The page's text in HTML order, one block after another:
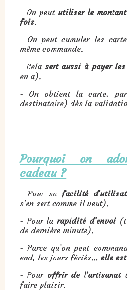
- On peut utiliser le
fois.
- On peut cumuler les
même commande.
- Cela sert aussi à payer
en a).
- On obtient la carte,
destinataire) dès la
Pourquoi on
cadeau ?
- Pour sa facilité
s’en sert comme il veut).
- Pour la rapidité d’envoi
de dernière minute).
- Parce qu’on peut
end, les jours fériés… elle
- Pour offrir de l’artisanat
faire plaisir.